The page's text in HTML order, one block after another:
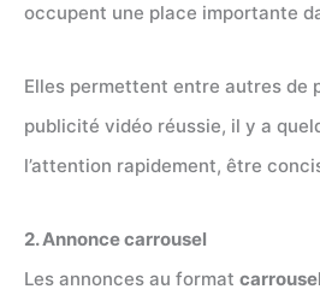
occupent une place importante
Elles permettent entre autres de
publicité vidéo réussie, il y a
l’attention rapidement, être
2. Annonce carrousel
Les annonces au format carrousel